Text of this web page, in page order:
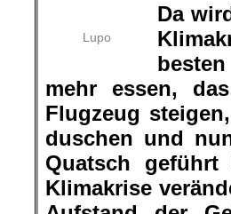
Lupo
Da
mehr essen,
Flugzeug
duschen und
Quatsch
Klimakrise